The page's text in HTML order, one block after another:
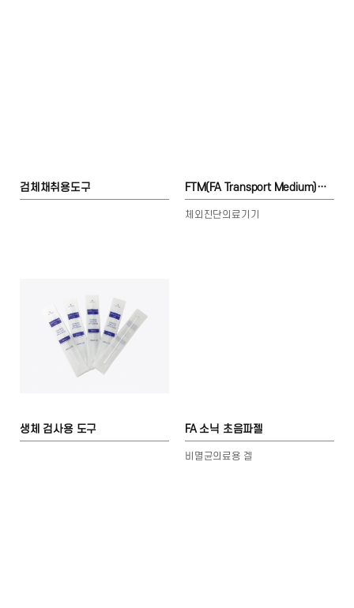
검체채취용도구 FTM(FA Transport Medium)검체수송배지
체외진단의료기기
생체 검사용 도구 FA 소닉 초음파젤
비멸균의료용 겔